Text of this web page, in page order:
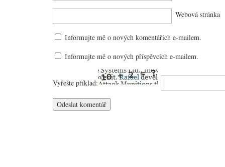
Webová stránka
Informujte mě o nových komentářích e-mailem.
Informujte mě o nových příspěvcích e-mailem.
Vyřešte příklad: